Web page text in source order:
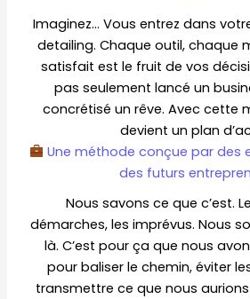
Imaginez… Vous entrez dans
detailing. Chaque outil, chaque
satisfait est le fruit de vos
pas seulement lancé un
concrétisé un rêve. Avec cette
devient un plan
Une méthode conçue par des
des futurs
Nous savons ce que c’est.
démarches, les imprévus. Nous
là. C’est pour ça que nous
pour baliser le chemin, éviter
transmettre ce que nous